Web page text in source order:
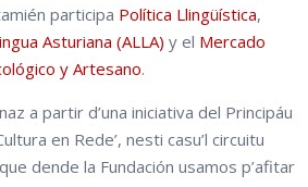
participa Política Llingüística,
Asturiana (ALLA) y el Mercado
y Artesano.
a partir d’una iniciativa del Principáu
en Rede’, nesti casu’l circuitu
dende la Fundación usamos p’afitar